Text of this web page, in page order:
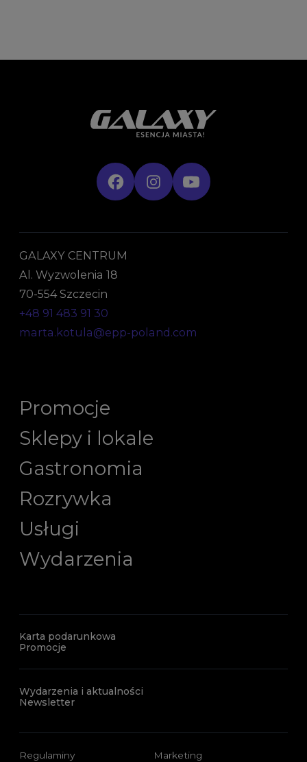
GALAXY CENTRUM
Al. Wyzwolenia 18
70-554 Szczecin
+48 91 483 91 30
marta.kotula@epp-poland.com
Promocje
Sklepy i lokale
Gastronomia
Rozrywka
Usługi
Wydarzenia
Karta podarunkowa
Promocje
Wydarzenia i aktualności
Newsletter
Regulaminy
Marketing